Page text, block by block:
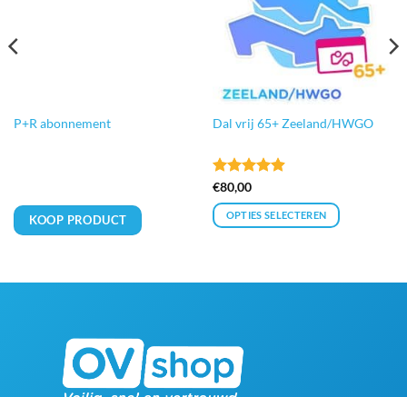
P+R abonnement
KOOP PRODUCT
Dal vrij 65+ Zeeland/HWGO
Gewaardeerd
4.9uit 5
€80,00
OPTIES SELECTEREN
optie
kan
gekozen